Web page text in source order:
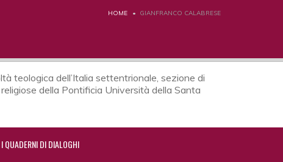
HOME GIANFRANCO CALABRESE
teologica dell’Italia settentrionale, sezione di
della Pontificia Università della Santa
IQUADERNI DI DIALOGHI